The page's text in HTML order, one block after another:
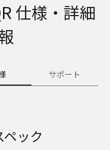
仕様・詳細
サポート
ック